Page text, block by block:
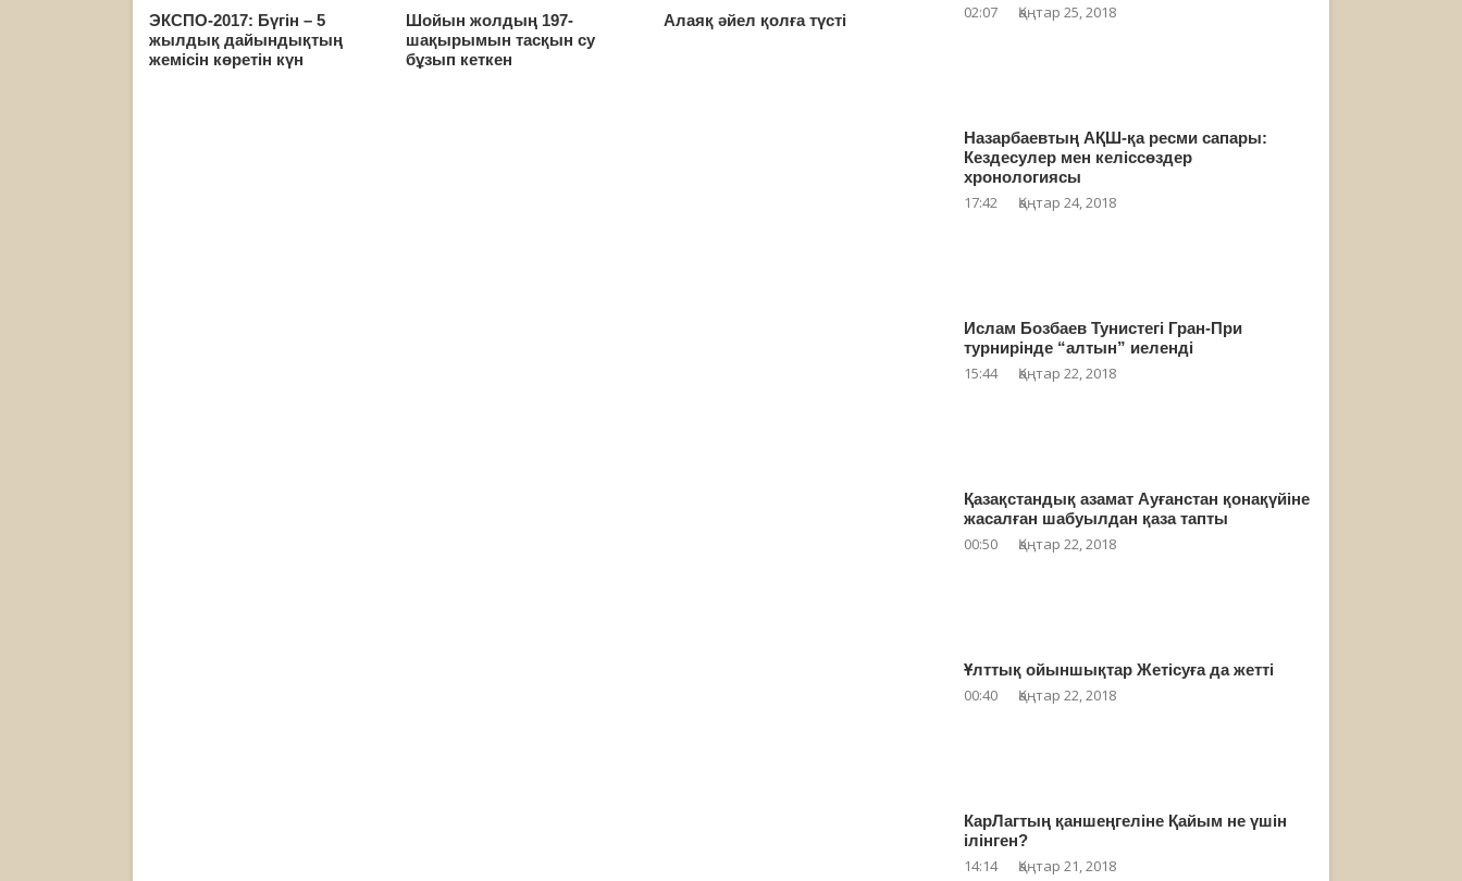
ЭКСПО-2017: Бүгін – 5
жылдық дайындықтың
жемісін көретін күн
Шойын жолдың 197-
шақырымын тасқын су
бұзып кеткен
Алаяқ әйел қолға түсті 02:07 Қаңтар 25, 2018
Назарбаевтың АҚШ-қа ресми сапары:
Кездесулер мен келіссөздер
хронологиясы
17:42 Қаңтар 24, 2018
Ислам Бозбаев Тунистегі Гран-При
турнирінде “алтын” иеленді
15:44 Қаңтар 22, 2018
Қазақстандық азамат Ауғанстан қонақүйіне
жасалған шабуылдан қаза тапты
00:50 Қаңтар 22, 2018
Ұлттық ойыншықтар Жетісуға да жетті
00:40 Қаңтар 22, 2018
КарЛагтың қаншеңгеліне Қайым не үшін
ілінген?
14:14 Қаңтар 21, 2018